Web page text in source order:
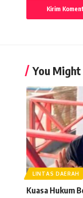
You
LINTAS DAERAH
Kuasa Hukum